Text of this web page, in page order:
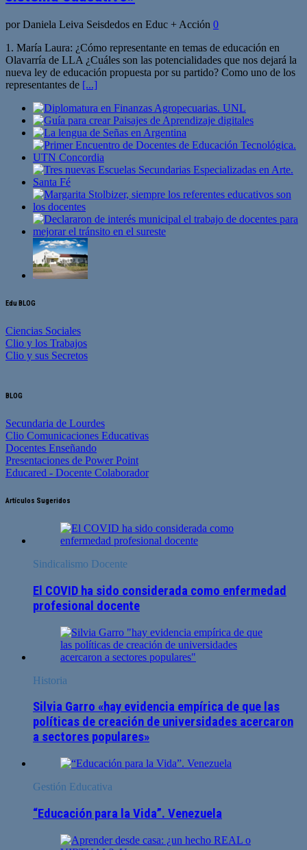
por Daniela Leiva Seisdedos en Educ + Acción 0
1. María Laura: ¿Cómo representante en temas de educación en
Olavarría de LLA ¿Cuáles son las potencialidades que nos dejará la
nueva ley de educación propuesta por su partido? Como uno de los
representantes de [...]
Edu BLOG
Ciencias Sociales
Clio y los Trabajos
Clio y sus Secretos
BLOG
Secundaria de Lourdes
Clio Comunicaciones Educativas
Docentes Enseñando
Presentaciones de Power Point
Educared - Docente Colaborador
Artículos Sugeridos
Sindicalismo Docente
El COVID ha sido considerada como enfermedad
profesional docente
Historia
Silvia Garro «hay evidencia empírica de que las
políticas de creación de universidades acercaron
a sectores populares»
Gestión Educativa
“Educación para la Vida”. Venezuela